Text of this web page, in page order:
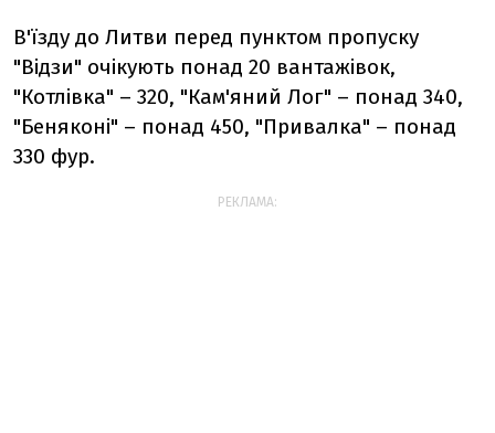
В'їзду до Литви перед пунктом пропуску
"Відзи" очікують понад 20 вантажівок,
"Котлівка" – 320, "Кам'яний Лог" – понад 340,
"Беняконі" – понад 450, "Привалка" – понад
330 фур.
РЕКЛАМА: